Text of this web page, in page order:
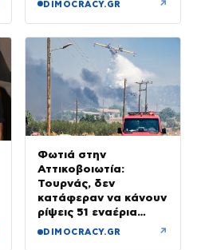
σύγκρουση
DIMOCRACY.GR ↗
Φωτιά στην
Αττικοβοιωτία:
Τουρνάς, δεν
κατάφεραν να κάνουν
ρίψεις 51 εναέρια
μέσα
DIMOCRACY.GR ↗